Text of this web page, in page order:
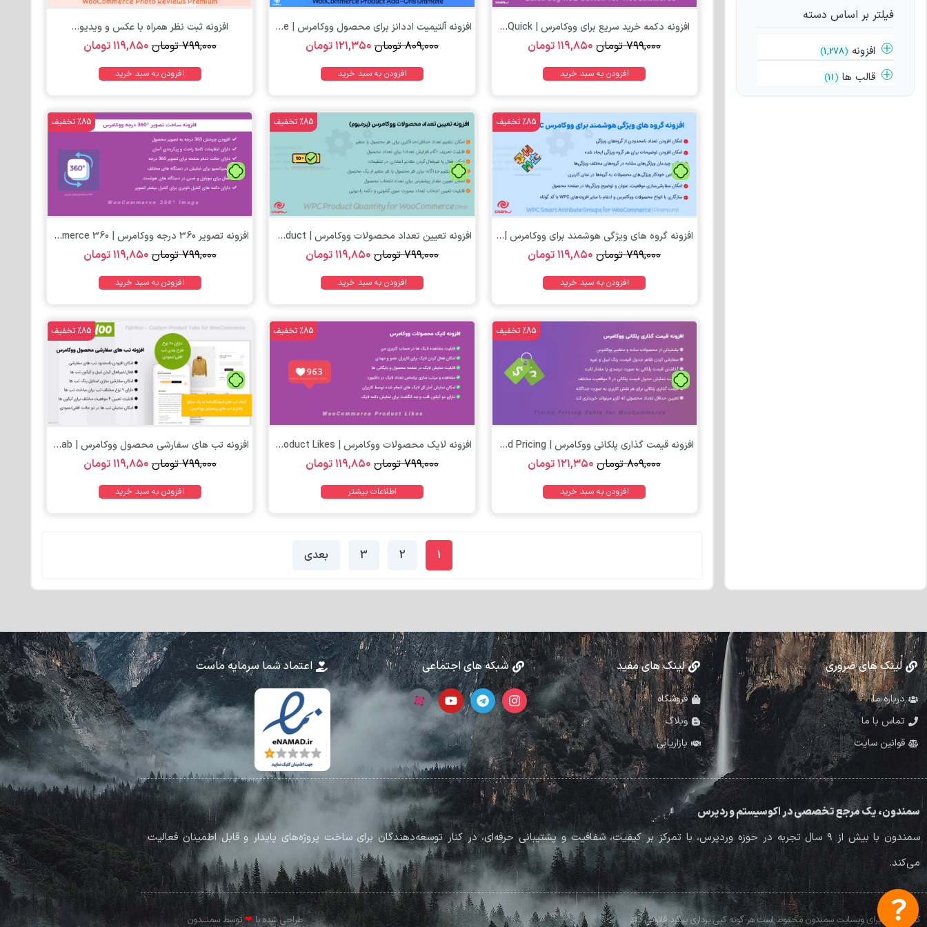
فیلتر بر اساس دسته
افزونه (
1,278
)
قالب ها (
11
)
افزونه دکمه خرید سریع برای ووکامرس | Quick...
۷۹۹,۰۰۰ تومان ۱۱۹,۸۵۰تومان
افزودن به سبد خرید
افزونه آلتیمیت اددانز برای محصول ووکامرس | WooCommerce...
۸۰۹,۰۰۰ تومان ۱۲۱,۳۵۰تومان
افزودن به سبد خرید
افزونه ثبت نظر همراه با عکس و ویدیو...
۷۹۹,۰۰۰ تومان۱۱۹,۸۵۰تومان
افزودن به سبد خرید
تومان
%85 تخفیف
افزونه گروه های ویژگی هوشمند برای ووکامرس |...
۷۹۹,۰۰۰ تومان ۱۱۹,۸۵۰تومان
افزودن به سبد خرید
تومان
%85 تخفیف
افزونه تعیین تعداد محصولات ووکامرس | WPC Product...
۷۹۹,۰۰۰ تومان ۱۱۹,۸۵۰تومان
افزودن به سبد خرید
تومان
%85 تخفیف
افزونه تصویر 360 درجه ووکامرس | WooCommerce 360...
۷۹۹,۰۰۰ تومان۱۱۹,۸۵۰تومان
افزودن به سبد خرید
تومان
%85 تخفیف
افزونه قیمت گذاری پلکانی ووکامرس | Tiered Pricing...
۸۰۹,۰۰۰ تومان ۱۲۱,۳۵۰تومان
افزودن به سبد خرید
%85 تخفیف
افزونه لایک محصولات ووکامرس | WooCommerce Product Likes
۷۹۹,۰۰۰ تومان ۱۱۹,۸۵۰تومان
اطلاعات بیشتر
تومان
%85 تخفیف
افزونه تب های سفارشی محصول ووکامرس | Tab...
۷۹۹,۰۰۰ تومان۱۱۹,۸۵۰تومان
افزودن به سبد خرید
1
2
3 بعدی
لینک های ضروری
درباره ما
تماس با ما
قوانین سایت
لینک های مفید
فروشگاه
وبلاگ
بازاریابی
شبکه های اجتماعی اعتماد شما سرمایه ماست
سمندون، یک مرجع تخصصی در اکوسیستم وردپرس
سمندون با بیش از ۹ سال تجربه در حوزه وردپرس، با تمرکز بر کیفیت، شفافیت و پشتیبانی حرفه‌ای، در کنار توسعه‌دهندگان برای ساخت پروژه‌های پایدار و قابل اطمینان فعالیت
می‌کند.
کلیه حقوق برای وبسایت سمندون محفوظ است هر گونه کپی برداری پیگرد قانونی دارد طراحی شده با❤توسط سمنــدون​​